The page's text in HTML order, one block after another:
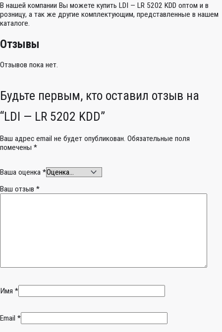
В нашей компании Вы можете купить LDI — LR 5202 KDD оптом и в
розницу, а так же другие комплектующим, представленные в нашем
каталоге.
Отзывы
Отзывов пока нет.
Будьте первым, кто оставил отзыв на
“LDI — LR 5202 KDD”
Ваш адрес email не будет опубликован. Обязательные поля
помечены *
Ваша оценка *
Ваш отзыв *
Имя *
Email *